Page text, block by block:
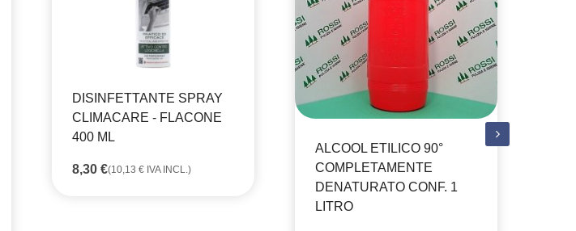
DISINFETTANTE SPRAY
CLIMACARE - FLACONE
400 ML
8,30 €(10,13 € IVA INCL.)
ALCOOL ETILICO 90°
COMPLETAMENTE
DENATURATO CONF. 1
LITRO